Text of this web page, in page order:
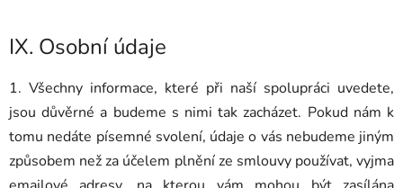
IX. Osobní údaje
1. Všechny informace, které při naší spolupráci uvedete,
jsou důvěrné a budeme s nimi tak zacházet. Pokud nám k
tomu nedáte písemné svolení, údaje o vás nebudeme jiným
způsobem než za účelem plnění ze smlouvy používat, vyjma